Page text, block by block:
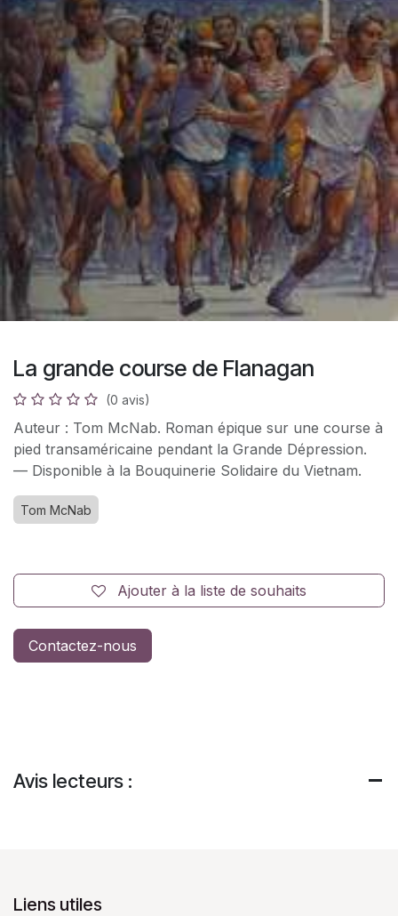
La grande course de Flanagan
(0 avis)
Auteur : Tom McNab. Roman épique sur une course à
pied transaméricaine pendant la Grande Dépression.
— Disponible à la Bouquinerie Solidaire du Vietnam.
Tom McNab
Ajouter à la liste de souhaits
Contactez-nous
Avis lecteurs :
Liens utiles